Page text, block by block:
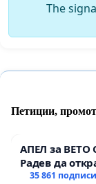
The
Петиции,
АПЕЛ за ВЕТО
Радев да
тъмното
35 861 подписи